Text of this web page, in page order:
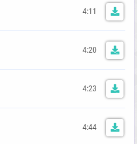
4:11
4:20
4:23
4:44